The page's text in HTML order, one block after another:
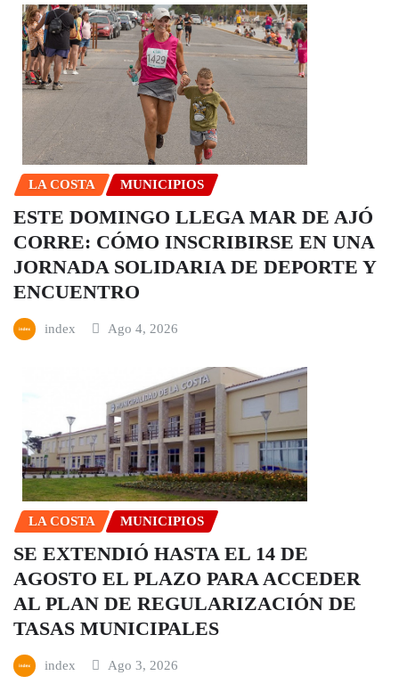
LA COSTA MUNICIPIOS
ESTE DOMINGO LLEGA MAR DE AJÓ
CORRE: CÓMO INSCRIBIRSE EN UNA
JORNADA SOLIDARIA DE DEPORTE Y
ENCUENTRO
index Ago 4, 2026
LA COSTA MUNICIPIOS
SE EXTENDIÓ HASTA EL 14 DE
AGOSTO EL PLAZO PARA ACCEDER
AL PLAN DE REGULARIZACIÓN DE
TASAS MUNICIPALES
index Ago 3, 2026